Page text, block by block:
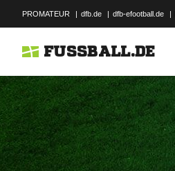
PROMATEUR | dfb.de | dfb-efootball.de |
FUSSBALL.DE